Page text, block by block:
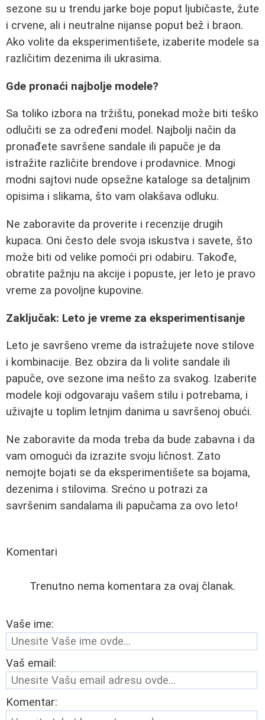
sezone su u trendu jarke boje poput ljubičaste, žute
i crvene, ali i neutralne nijanse poput bež i braon.
Ako volite da eksperimentišete, izaberite modele sa
različitim dezenima ili ukrasima.
Gde pronaći najbolje modele?
Sa toliko izbora na tržištu, ponekad može biti teško
odlučiti se za određeni model. Najbolji način da
pronađete savršene sandale ili papuče je da
istražite različite brendove i prodavnice. Mnogi
modni sajtovi nude opsežne kataloge sa detaljnim
opisima i slikama, što vam olakšava odluku.
Ne zaboravite da proverite i recenzije drugih
kupaca. Oni često dele svoja iskustva i savete, što
može biti od velike pomoći pri odabiru. Takođe,
obratite pažnju na akcije i popuste, jer leto je pravo
vreme za povoljne kupovine.
Zaključak: Leto je vreme za eksperimentisanje
Leto je savršeno vreme da istražujete nove stilove
i kombinacije. Bez obzira da li volite sandale ili
papuče, ove sezone ima nešto za svakog. Izaberite
modele koji odgovaraju vašem stilu i potrebama, i
uživajte u toplim letnjim danima u savršenoj obući.
Ne zaboravite da moda treba da bude zabavna i da
vam omogući da izrazite svoju ličnost. Zato
nemojte bojati se da eksperimentišete sa bojama,
dezenima i stilovima. Srećno u potrazi za
savršenim sandalama ili papučama za ovo leto!
Komentari
Trenutno nema komentara za ovaj članak.
Vaše ime:
Vaš email:
Komentar: